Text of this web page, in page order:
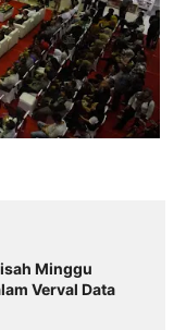
Minggu
Verval Data